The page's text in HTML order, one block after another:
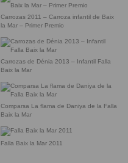
Carrozas 2011 – Carroza infantil de Baix
la Mar – Primer Premio
Carrozas de Dénia 2013 – Infantil Falla
Baix la Mar
Comparsa La flama de Daniya de la Falla
Baix la Mar
Falla Baix la Mar 2011